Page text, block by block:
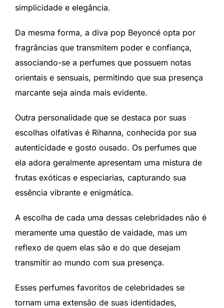
simplicidade e elegância.
Da mesma forma, a diva pop Beyoncé opta por
fragrâncias que transmitem poder e confiança,
associando-se a perfumes que possuem notas
orientais e sensuais, permitindo que sua presença
marcante seja ainda mais evidente.
Outra personalidade que se destaca por suas
escolhas olfativas é Rihanna, conhecida por sua
autenticidade e gosto ousado. Os perfumes que
ela adora geralmente apresentam uma mistura de
frutas exóticas e especiarias, capturando sua
essência vibrante e enigmática.
A escolha de cada uma dessas celebridades não é
meramente uma questão de vaidade, mas um
reflexo de quem elas são e do que desejam
transmitir ao mundo com sua presença.
Esses perfumes favoritos de celebridades se
tornam uma extensão de suas identidades,